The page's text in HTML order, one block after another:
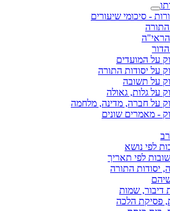
- סיכומי שיעורים
התורה
הראי"ה
הדור
על המועדים
על יסודות התורה
על תשובה
על גלות, גאולה
על חברה, מדינה, מלחמה
- מאמרים שונים
לפי נושא
לפי תאריך
יסודות התורה
דיבור, שמות
פסיקת הלכה